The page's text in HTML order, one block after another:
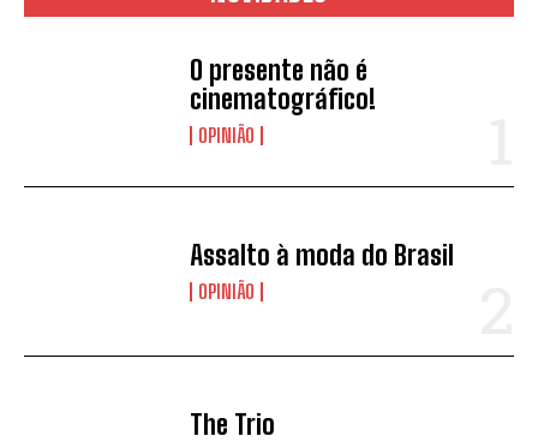
O presente não é
cinematográfico!
OPINIÃO
Assalto à moda do Brasil
OPINIÃO
The Trio